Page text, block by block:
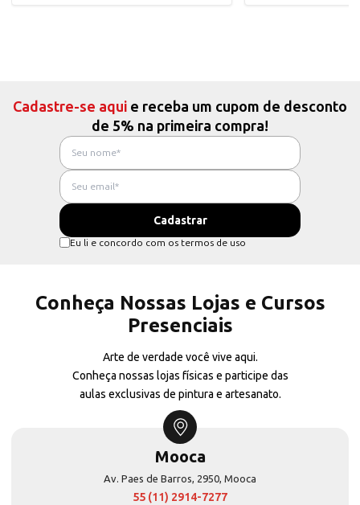
Cadastre-se aqui e receba um cupom de desconto
de 5% na primeira compra!
Eu li e concordo com os termos de uso
Conheça Nossas Lojas e Cursos
Presenciais
Arte de verdade você vive aqui.
Conheça nossas lojas físicas e participe das
aulas exclusivas de pintura e artesanato.
Mooca
Av. Paes de Barros, 2950, Mooca
55 (11) 2914-7277